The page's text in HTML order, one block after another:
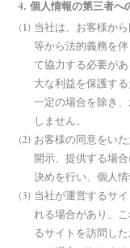
4. 個人情報の第三者へ
当社は、お客様から
等から法的義務を
て協力する必要が
大な利益を保護す
一定の場合を除き
しません。
お客様の同意をいた
開示、提供する場
決めを行い、個人
当社が運営するサイ
れる場合があり、
るサイトを訪問し